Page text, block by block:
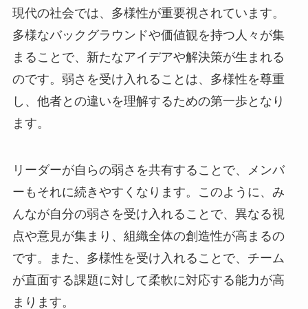
現代の社会では、多様性が重要視されています。
多様なバックグラウンドや価値観を持つ人々が集
まることで、新たなアイデアや解決策が生まれる
のです。弱さを受け入れることは、多様性を尊重
し、他者との違いを理解するための第一歩となり
ます。
リーダーが自らの弱さを共有することで、メンバ
ーもそれに続きやすくなります。このように、み
んなが自分の弱さを受け入れることで、異なる視
点や意見が集まり、組織全体の創造性が高まるの
です。また、多様性を受け入れることで、チーム
が直面する課題に対して柔軟に対応する能力が高
まります。